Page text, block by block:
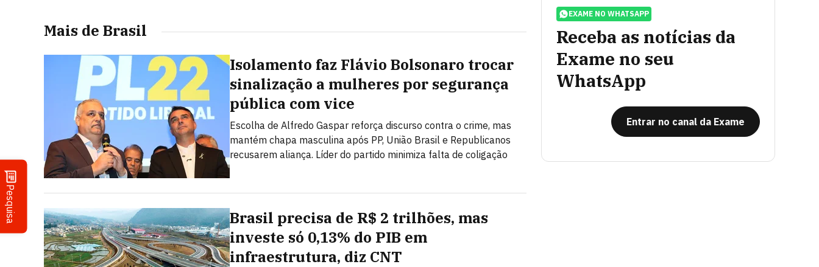
Pesquisa
Mais de Brasil
Isolamento faz Flávio Bolsonaro trocar
sinalização a mulheres por segurança
pública com vice
Escolha de Alfredo Gaspar reforça discurso contra o crime, mas
mantém chapa masculina após PP, União Brasil e Republicanos
recusarem aliança. Líder do partido minimiza falta de coligação
Brasil precisa de R$ 2 trilhões, mas
investe só 0,13% do PIB em
infraestrutura, diz CNT
EXAME NO WHATSAPP
Receba as notícias da
Exame no seu
WhatsApp
Entrar no canal da Exame